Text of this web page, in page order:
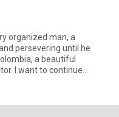
organized man, a
persevering until he
a beautiful
I want to continue